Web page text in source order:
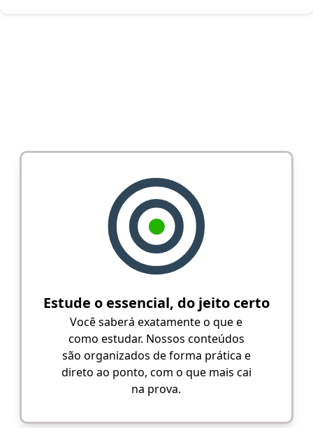
Estude o essencial, do jeito certo
Você saberá exatamente o que e
como estudar. Nossos conteúdos
são organizados de forma prática e
direto ao ponto, com o que mais cai
na prova.